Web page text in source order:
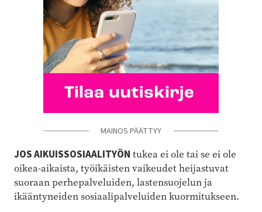
MAINOS PÄÄTTYY
JOS AIKUISSOSIAALITYÖN tukea ei ole tai se ei ole
oikea-aikaista, työikäisten vaikeudet heijastuvat
suoraan perhepalveluiden, lastensuojelun ja
ikääntyneiden sosiaalipalveluiden kuormitukseen.